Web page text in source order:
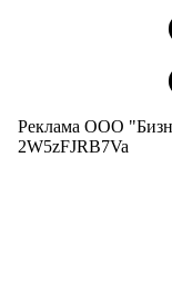
Реклама ООО
2W5zFJRB7Va